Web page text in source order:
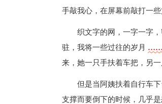
手敲我心，在屏幕前敲打一些
织文字的网，一字一字
驻，我将一些过往的岁月 ……
来，她一只手扶着车把，另
但是当阿姨扶着自行车
支撑而要倒下的时候，几乎